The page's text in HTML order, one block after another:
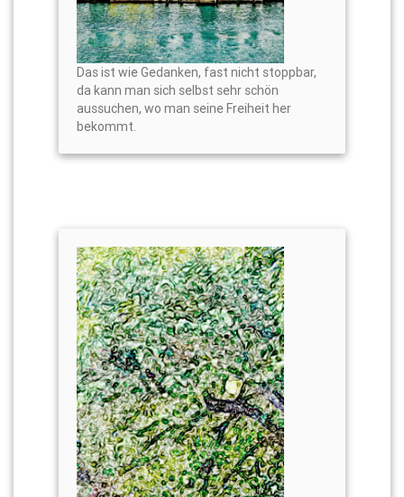
Das ist wie Gedanken, fast nicht stoppbar,
da kann man sich selbst sehr schön
aussuchen, wo man seine Freiheit her
bekommt.